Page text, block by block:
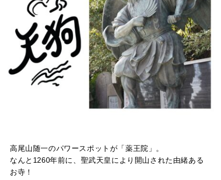
高尾山随一のパワースポットが「薬王院」。
なんと1260年前に、聖武天皇により開山された由緒ある
お寺！